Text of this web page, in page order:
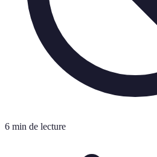
6 min de lecture